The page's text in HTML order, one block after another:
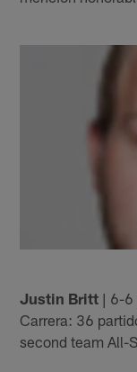
Justin Britt | 6-6
Carrera: 36
second team All-